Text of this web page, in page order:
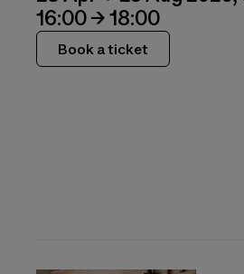
16:00 → 18:00
Book a ticket